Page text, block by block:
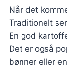
Når det
Traditionelt
En god
Det er også
bønner eller